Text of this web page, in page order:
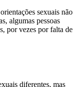
sexuais não
algumas pessoas
por vezes por falta de
diferentes, mas